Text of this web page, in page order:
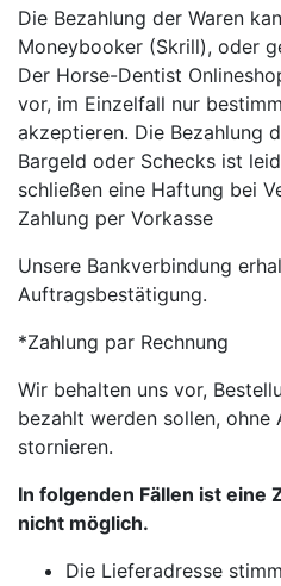
Die Bezahlung der Waren
Moneybooker (Skrill), oder
Der Horse-Dentist
vor, im Einzelfall nur
akzeptieren. Die Bezahlung
Bargeld oder Schecks ist
schließen eine Haftung bei
Zahlung per Vorkasse
Unsere Bankverbindung
Auftragsbestätigung.
*Zahlung par Rechnung
Wir behalten uns vor,
bezahlt werden sollen, ohne
stornieren.
In folgenden Fällen ist eine
nicht möglich.
Die Lieferadresse